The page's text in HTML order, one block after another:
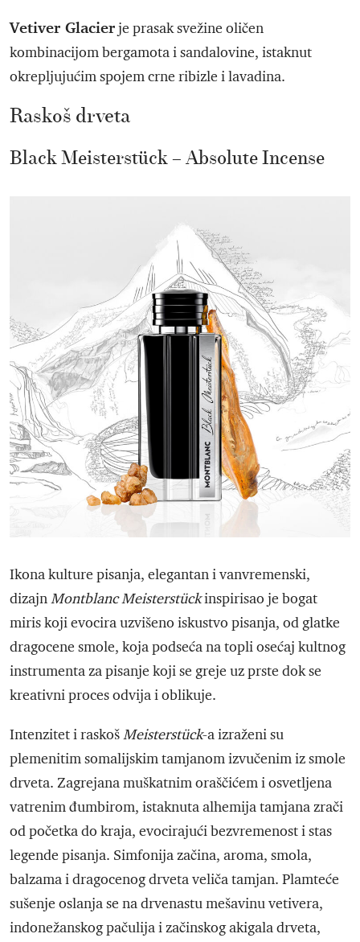
Vetiver Glacierje prasak svežine oličen
kombinacijom bergamota i sandalovine, istaknut
okrepljujućim spojem crne ribizle i lavadina.
Raskoš drveta
Black Meisterstück – Absolute Incense
Ikona kulture pisanja, elegantan i vanvremenski,
dizajnMontblanc Meisterstückinspirisao je bogat
miris koji evocira uzvišeno iskustvo pisanja, od glatke
dragocene smole, koja podseća na topli osećaj kultnog
instrumenta za pisanje koji se greje uz prste dok se
kreativni proces odvija i oblikuje.
Intenzitet i raskošMeisterstück-a izraženi su
plemenitim somalijskim tamjanom izvučenim iz smole
drveta. Zagrejana muškatnim oraščićem i osvetljena
vatrenim đumbirom, istaknuta alhemija tamjana zrači
od početka do kraja, evocirajući bezvremenost i stas
legende pisanja. Simfonija začina, aroma, smola,
balzama i dragocenog drveta veliča tamjan. Plamteće
sušenje oslanja se na drvenastu mešavinu vetivera,
indonežanskog pačulija i začinskog akigala drveta,